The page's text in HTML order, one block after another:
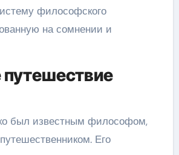
философского
на сомнении и
был известным философом,
Его